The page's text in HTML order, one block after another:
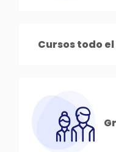
Cursos todo